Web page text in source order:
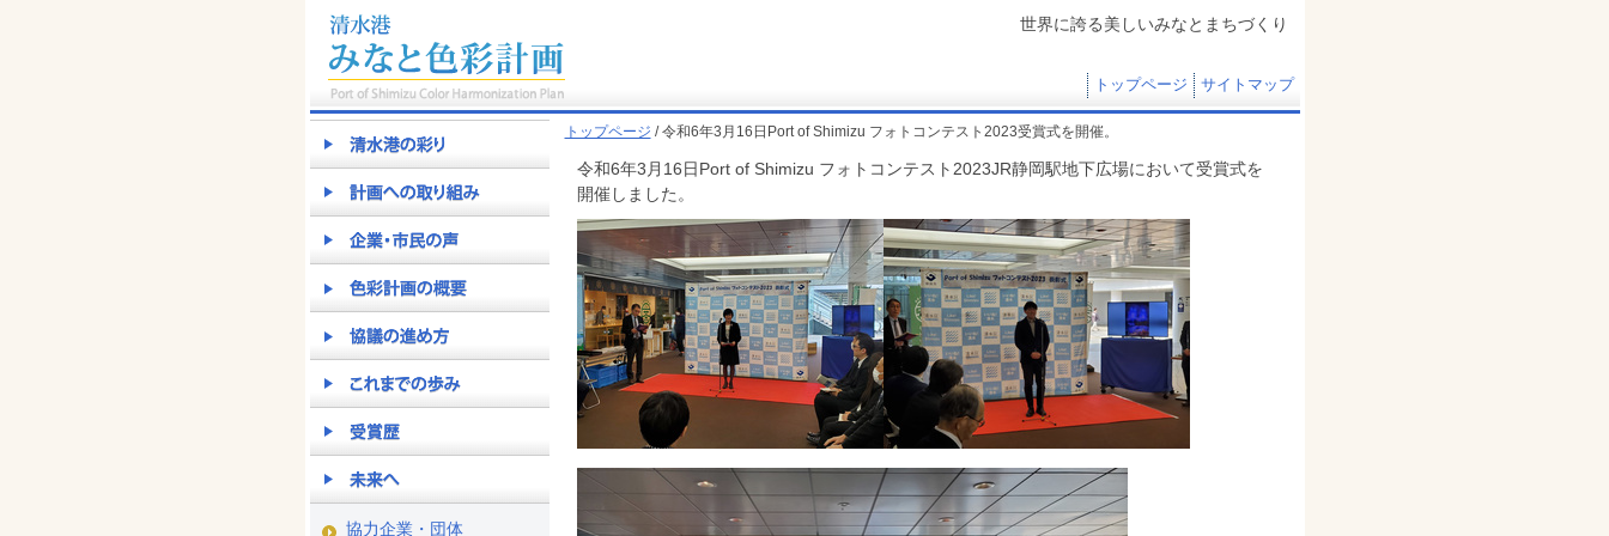
世界に誇る美しいみなとまちづくり
トップページ サイトマップ
協力企業・団体
トップページ / 令和6年3月16日Port of Shimizu フォトコンテスト2023受賞式を開催。
令和6年3月16日Port of Shimizu フォトコンテスト2023JR静岡駅地下広場において受賞式を
開催しました。